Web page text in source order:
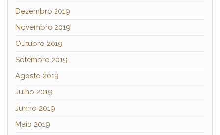
Dezembro 2019
Novembro 2019
Outubro 2019
Setembro 2019
Agosto 2019
Julho 2019
Junho 2019
Maio 2019